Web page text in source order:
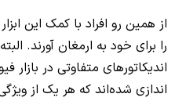
از همین رو افراد با کمک این
را برای خود به ارمغان آورند.
اندیکاتورهای متفاوتی در بازار
اندازی شده‌اند که هر یک از